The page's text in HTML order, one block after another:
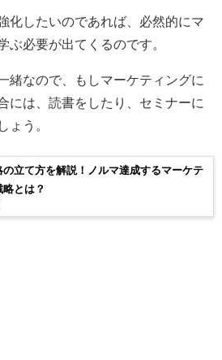
化したいのであれば、必然的にマ
ぶ必要が出てくるのです。
緒なので、もしマーケティングに
には、読書をしたり、セミナーに
ょう。
の立て方を解説！ノルマ達成するマーケテ
略とは？